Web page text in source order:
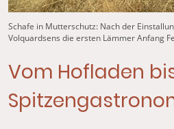
Schafe in Mutterschutz: Nach der
Volquardsens die ersten Lämmer Anfang
Vom Hofladen